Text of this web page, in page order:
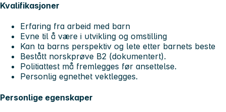
Kvalifikasjoner
Erfaring fra arbeid med barn
Evne til å være i utvikling og omstilling
Kan ta barns perspektiv og lete etter barnets beste
Bestått norskprøve B2 (dokumentert).
Politiattest må fremlegges før ansettelse.
Personlig egnethet vektlegges.
Personlige egenskaper